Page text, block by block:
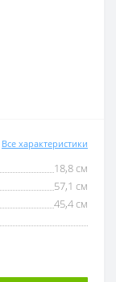
Все характеристики
18,8 см
57,1 см
45,4 см